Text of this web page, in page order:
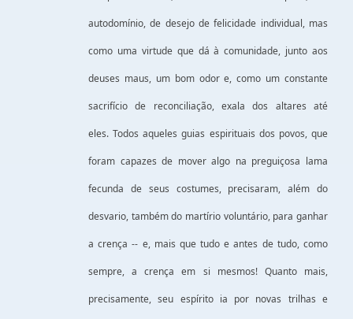
autodomínio, de desejo de felicidade individual, mas
como uma virtude que dá à comunidade, junto aos
deuses maus, um bom odor e, como um constante
sacrifício de reconciliação, exala dos altares até
eles. Todos aqueles guias espirituais dos povos, que
foram capazes de mover algo na preguiçosa lama
fecunda de seus costumes, precisaram, além do
desvario, também do martírio voluntário, para ganhar
a crença -- e, mais que tudo e antes de tudo, como
sempre, a crença em si mesmos! Quanto mais,
precisamente, seu espírito ia por novas trilhas e